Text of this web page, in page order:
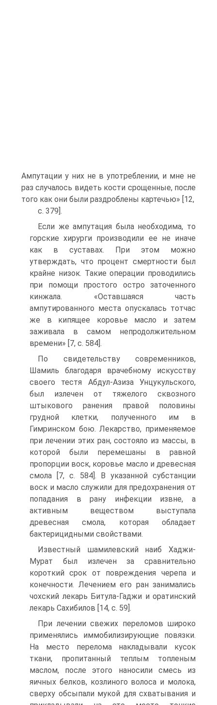
Ампутации у них не в употреблении, и мне не
раз случалось видеть кости срощенные, после
того как они были раздроблены картечью» [12,
c. 379].
Если же ампутация была необходима, то
горские хирурги производили ее не иначе
как в суставах. При этом можно
утверждать, что процент смертности был
крайне низок. Такие операции проводились
при помощи простого остро заточенного
кинжала. «Оставшаяся часть
ампутированного места опускалась тотчас
же в кипящее коровье масло и затем
заживала в самом непродолжительном
времени» [7, c. 584].
По свидетельству современников,
Шамиль благодаря врачебному искусству
своего тестя Абдул-Азиза Унцукульского,
был излечен от тяжелого сквозного
штыкового ранения правой половины
грудной клетки, полученного им в
Гимринском бою. Лекарство, применяемое
при лечении этих ран, состояло из массы, в
которой были перемешаны в равной
пропорции воск, коровье масло и древесная
смола [7, c. 584]. В указанной субстанции
воск и масло служили для предохранения от
попадания в рану инфекции извне, а
активным веществом выступала
древесная смола, которая обладает
бактерицидными свойствами.
Известный шамилевский наиб Хаджи-
Мурат был излечен за сравнительно
короткий срок от повреждения черепа и
конечности. Лечением его ран занимались
чохский лекарь Битула-Гаджи и оратинский
лекарь Сахибилов [14, c. 59].
При лечении свежих переломов широко
применялись иммобилизирующие повязки.
На место перелома накладывали кусок
ткани, пропитанный теплым топленым
маслом, после этого наносили смесь из
яичных белков, козлиного волоса и молока,
сверху обсыпали мукой для схватывания и